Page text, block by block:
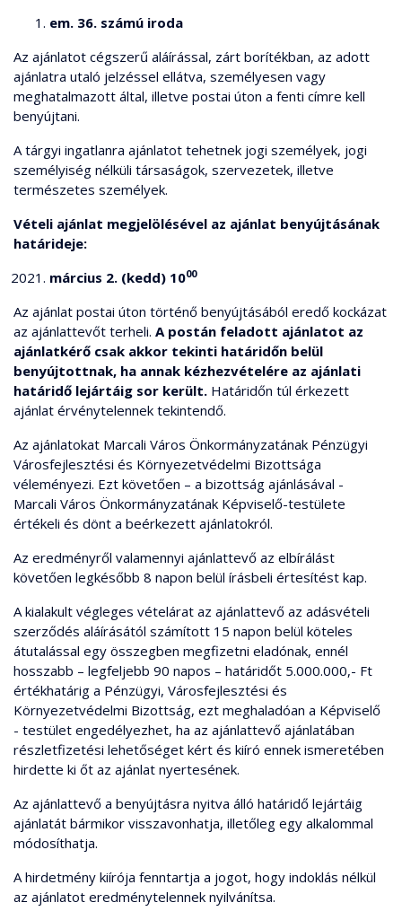
em. 36. számú iroda
Az ajánlatot cégszerű aláírással, zárt borítékban, az adott
ajánlatra utaló jelzéssel ellátva, személyesen vagy
meghatalmazott által, illetve postai úton a fenti címre kell
benyújtani.
A tárgyi ingatlanra ajánlatot tehetnek jogi személyek, jogi
személyiség nélküli társaságok, szervezetek, illetve
természetes személyek.
Vételi ajánlat megjelölésével az ajánlat benyújtásának
határideje:
március 2. (kedd) 1000
Az ajánlat postai úton történő benyújtásából eredő kockázat
az ajánlattevőt terheli. A postán feladott ajánlatot az
ajánlatkérő csak akkor tekinti határidőn belül
benyújtottnak, ha annak kézhezvételére az ajánlati
határidő lejártáig sor került. Határidőn túl érkezett
ajánlat érvénytelennek tekintendő.
Az ajánlatokat Marcali Város Önkormányzatának Pénzügyi
Városfejlesztési és Környezetvédelmi Bizottsága
véleményezi. Ezt követően – a bizottság ajánlásával -
Marcali Város Önkormányzatának Képviselő-testülete
értékeli és dönt a beérkezett ajánlatokról.
Az eredményről valamennyi ajánlattevő az elbírálást
követően legkésőbb 8 napon belül írásbeli értesítést kap.
A kialakult végleges vételárat az ajánlattevő az adásvételi
szerződés aláírásától számított 15 napon belül köteles
átutalással egy összegben megfizetni eladónak, ennél
hosszabb – legfeljebb 90 napos – határidőt 5.000.000,- Ft
értékhatárig a Pénzügyi, Városfejlesztési és
Környezetvédelmi Bizottság, ezt meghaladóan a Képviselő
- testület engedélyezhet, ha az ajánlattevő ajánlatában
részletfizetési lehetőséget kért és kiíró ennek ismeretében
hirdette ki őt az ajánlat nyertesének.
Az ajánlattevő a benyújtásra nyitva álló határidő lejártáig
ajánlatát bármikor visszavonhatja, illetőleg egy alkalommal
módosíthatja.
A hirdetmény kiírója fenntartja a jogot, hogy indoklás nélkül
az ajánlatot eredménytelennek nyilvánítsa.